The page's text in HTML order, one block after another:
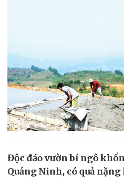
Độc đáo vườn bí ngô
Quảng Ninh, có quả nặng